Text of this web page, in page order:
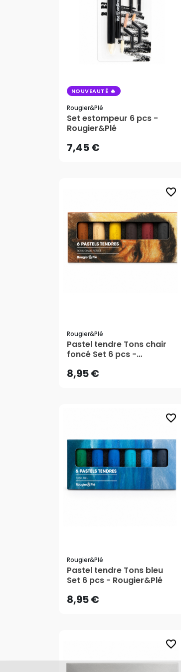
NOUVEAUTÉ
Rougier&plé
Set estompeur 6 pcs -
Rougier&Plé
7,45 €
7,45 €
AJOUTER AU PANIER
favorite_border
Rougier&plé
Pastel tendre Tons chair
foncé Set 6 pcs -
8,95 €
8,95 €
AJOUTER AU PANIER
favorite_border
Rougier&plé
Pastel tendre Tons bleu
Set 6 pcs - Rougier&Plé
8,95 €
8,95 €
AJOUTER AU PANIER
favorite_border